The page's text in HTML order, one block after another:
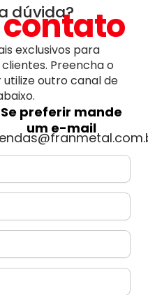
dúvida?
contato
exclusivos para
Preencha o
outro canal de
Se preferir mande
um e-mail